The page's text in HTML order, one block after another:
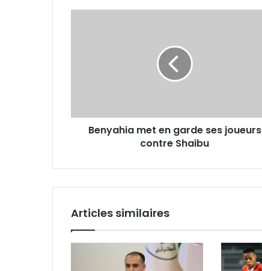
Benyahia met en garde ses joueurs
contre Shaibu
Articles similaires